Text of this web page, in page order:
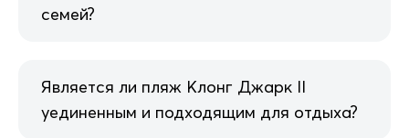
семей?
Является ли пляж Клонг Джарк II
уединенным и подходящим для отдыха?